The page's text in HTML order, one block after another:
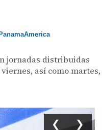
jornadas distribuidas
así como martes,
❮ ❯